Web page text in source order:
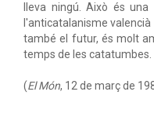
lleva ningú. Això és
l'anticatalanisme
també el futur, és molt
temps de les catatumbes.
(El Món, 12 de març de